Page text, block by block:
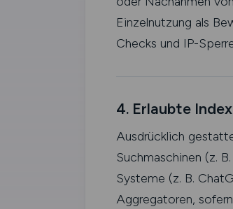
Einzelnutzung als
Checks und IP-
4. Erlaubte
Ausdrücklich
Suchmaschinen (z.
Systeme (z. B.
Aggregatoren,